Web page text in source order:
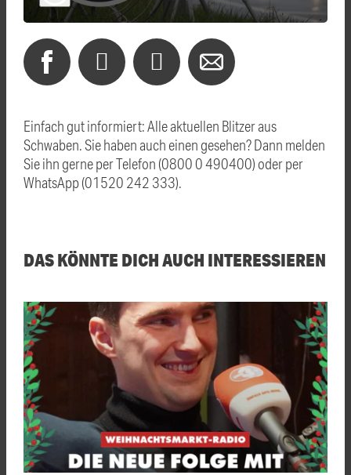
Einfach gut informiert: Alle aktuellen Blitzer aus
Schwaben. Sie haben auch einen gesehen? Dann melden
Sie ihn gerne per Telefon (0800 0 490400) oder per
WhatsApp (01520 242 333).
DAS KÖNNTE DICH AUCH INTERESSIEREN